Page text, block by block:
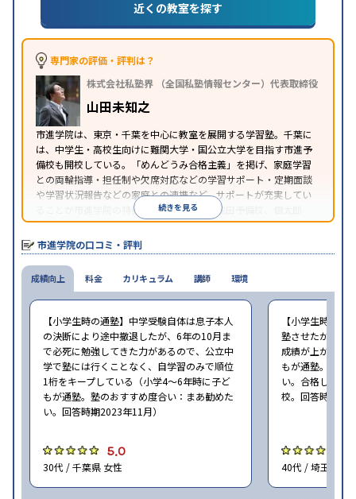
近くの教室を探す
専門家の評価・評判は？
株式会社私塾界 （全国私塾情報センター）代表取締役
山田未知之
市進学院は、東京・千葉を中心に教室を展開する学習塾。千葉に
は、中学生・高校生向けに難関大学・国公立大学を目指す市進予
備校も開校している。「めんどうみ合格主義」を掲げ、家庭学習
との両輪指導・担任制や欠席対応などの学習サポート・定期面談
や学習状況報告などの家庭との連携など、サポートが充実してい
ることが市進学院の特徴。桐杏学園、NPS成田予備校、個太郎
塾、茨進、典和進学ゼミナールなども市進グループの学習塾・予
備校だ。
続きを見る
市進学院の口コミ・評判
成績向上
【小学生時の通塾】中学受験自体は息子本人
の決断により途中撤退したが、6年の10月ま
で必死に勉強してきた力があるので、公立中
学で塾には行くことなく、自学習のみで順位
1桁をキープしている（小学4〜6年時に子ど
もが通塾。塾のおすすめ度合い：まあ勧めた
い。回答時期2023年11月）
5.0
30代 / 千葉県 女性
【小学生時の通
塾させたが、無
成績が上がった
もが通塾。塾の
い。合格した中
校。回答時期
40代 / 埼玉県 男
料金 カリキュラム 講師 環境